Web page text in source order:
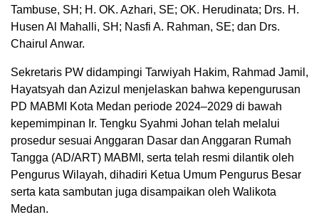
Tambuse, SH; H. OK. Azhari, SE; OK. Herudinata; Drs. H.
Husen Al Mahalli, SH; Nasfi A. Rahman, SE; dan Drs.
Chairul Anwar.
Sekretaris PW didampingi Tarwiyah Hakim, Rahmad Jamil,
Hayatsyah dan Azizul menjelaskan bahwa kepengurusan
PD MABMI Kota Medan periode 2024–2029 di bawah
kepemimpinan Ir. Tengku Syahmi Johan telah melalui
prosedur sesuai Anggaran Dasar dan Anggaran Rumah
Tangga (AD/ART) MABMI, serta telah resmi dilantik oleh
Pengurus Wilayah, dihadiri Ketua Umum Pengurus Besar
serta kata sambutan juga disampaikan oleh Walikota
Medan.